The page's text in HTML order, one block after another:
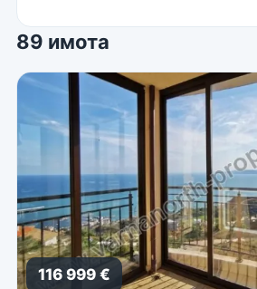
89 имота
116 999 €